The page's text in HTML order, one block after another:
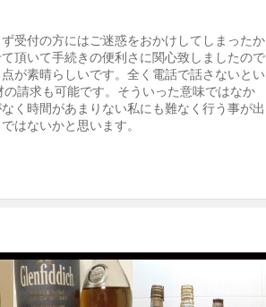
受付の方にはご迷惑をおかけしてしまったか
頂いて手続きの便利さに関心致しましたので
が素晴らしいです。全く電話で話さないとい
請求も可能です。そういった意味ではなか
く時間があまりない私にも難なく行う事が出
はないかと思います。